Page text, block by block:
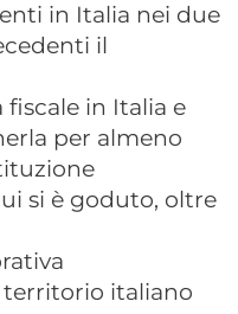
in Italia nei due
il
fiscale in Italia e
per almeno
si è goduto, oltre
italiano